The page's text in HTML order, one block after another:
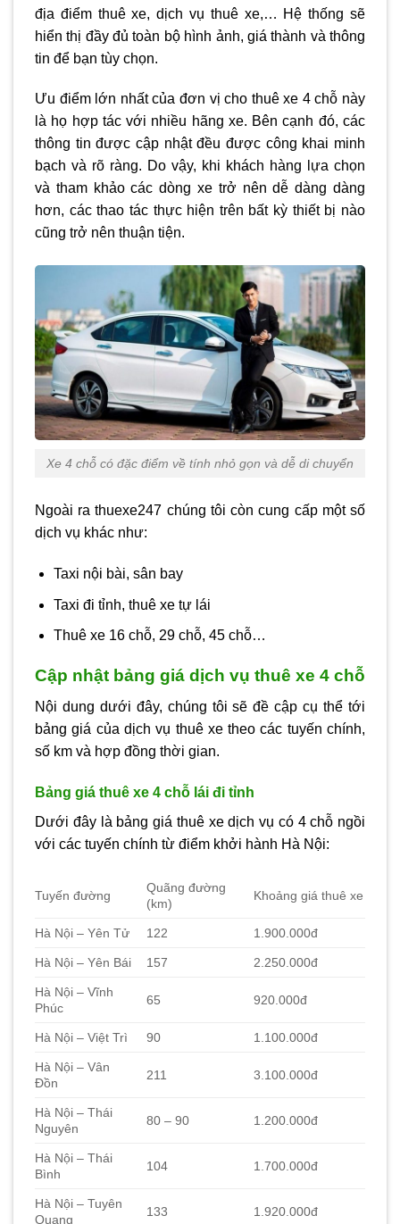
địa điểm thuê xe, dịch vụ thuê xe,… Hệ thống sẽ
hiển thị đầy đủ toàn bộ hình ảnh, giá thành và thông
tin để bạn tùy chọn.
Ưu điểm lớn nhất của đơn vị cho thuê xe 4 chỗ này
là họ hợp tác với nhiều hãng xe. Bên cạnh đó, các
thông tin được cập nhật đều được công khai minh
bạch và rõ ràng. Do vậy, khi khách hàng lựa chọn
và tham khảo các dòng xe trở nên dễ dàng dàng
hơn, các thao tác thực hiện trên bất kỳ thiết bị nào
cũng trở nên thuận tiện.
Xe 4 chỗ có đặc điểm về tính nhỏ gọn và dễ di chuyển
Ngoài ra thuexe247 chúng tôi còn cung cấp một số
dịch vụ khác như:
Taxi nội bài, sân bay
Taxi đi tỉnh, thuê xe tự lái
Thuê xe 16 chỗ, 29 chỗ, 45 chỗ…
Cập nhật bảng giá dịch vụ thuê xe 4 chỗ
Nội dung dưới đây, chúng tôi sẽ đề cập cụ thể tới
bảng giá của dịch vụ thuê xe theo các tuyến chính,
số km và hợp đồng thời gian.
Bảng giá thuê xe 4 chỗ lái đi tỉnh
Dưới đây là bảng giá thuê xe dịch vụ có 4 chỗ ngồi
với các tuyến chính từ điểm khởi hành Hà Nội:
Tuyến đường
Quãng đường
(km)
Khoảng giá thuê xe
Hà Nội – Yên Tử 122 1.900.000đ
Hà Nội – Yên Bái 157 2.250.000đ
Hà Nội – Vĩnh
Phúc
65 920.000đ
Hà Nội – Việt Trì 90 1.100.000đ
Hà Nội – Vân
Đồn
211 3.100.000đ
Hà Nội – Thái
Nguyên
80 – 90 1.200.000đ
Hà Nội – Thái
Bình
104 1.700.000đ
Hà Nội – Tuyên
Quang
133 1.920.000đ